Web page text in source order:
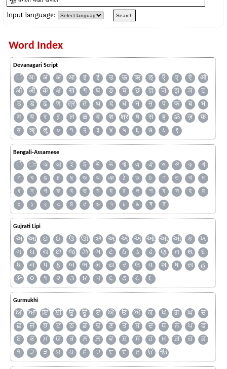
Input language:
Word Index
Devanagari Script
ँ अः अं अ आ इ ई उ ऊ ऋ ऌ ऍ ए ऐ
ऑ
ओ
औ क क्ष ख ग घ ङ च छ ज्ञ ज झ ञ
ट
ठ
ड ढ ण त्र त थ द ध न ऩ प फ ब
भ
म
य र ऱ ल ळ व श श्र ष स ह ॐ ज़
फ़
य़
ॠ ॡ ० १ २ ३ ४ ५ ६ ७ ८ ९
Bengali-Assamese
ঁ ং অ আ ই ঈ উ ঊ ঋ এ ঐ ও ঔ ক
খ
গ
ঘ ঙ চ ছ জ ঝ ঞ ঠ ড ঢ ণ ত থ
দ
ধ
ন প ফ ব ভ ম য র ল শ ষ স হ
য়
০
১ ২ ৩ ৪ ৫ ৬ ৭ ৮ ৯ ৰ ৱ
Gujrati Lipi
અ આ ઇ ઈ ઉ ઊ ઋ ઍ એ ઐ ઑ ઓ ઔ ક
ખ
ગ
ઘ ચ છ જ ઝ ઞ ટ ઠ ડ ઢ ણ ત થ
દ
ધ
ન પ ફ બ ભ મ ય ર લ વ શ ષ સ
હ
ૐ
૦ ૧ ૨ ૩ ૪ ૫ ૬ ૭ ૮ ૯
Gurmukhi
ਅ ਆ ਇ ਈ ਉ ਊ ਏ ਐ ਓ ਔ ਕ ਖ ਗ ਘ
ਚ
ਛ
ਜ ਝ ਟ ਠ ਡ ਢ ਣ ਤ ਥ ਦ ਧ ਨ ਪ
ਫ
ਬ
ਭ ਮ ਯ ਰ ਲ ਲ਼ ਵ ਸ਼ ਸ ਹ ਖ਼ ਗ਼ ਜ਼
ਫ਼
੧
੨ ੩ ੪ ੫ ੬ ੭ ੮ ੯ ੲ ੳ ੴ